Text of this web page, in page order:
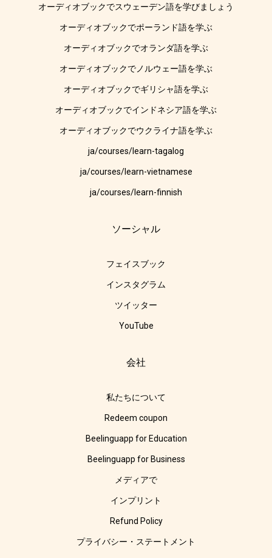
オーディオブックでスウェーデン語を学びましょう
オーディオブックでポーランド語を学ぶ
オーディオブックでオランダ語を学ぶ
オーディオブックでノルウェー語を学ぶ
オーディオブックでギリシャ語を学ぶ
オーディオブックでインドネシア語を学ぶ
オーディオブックでウクライナ語を学ぶ
ja/courses/learn-tagalog
ja/courses/learn-vietnamese
ja/courses/learn-finnish
ソーシャル
フェイスブック
インスタグラム
ツイッター
YouTube
会社
私たちについて
Redeem coupon
Beelinguapp for Education
Beelinguapp for Business
メディアで
インプリント
Refund Policy
プライバシー・ステートメント